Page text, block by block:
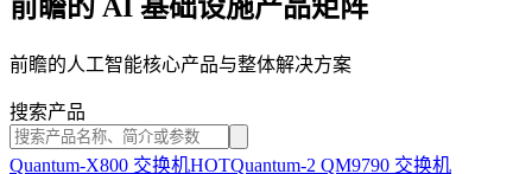
前瞻的 AI 基础设施产品矩阵
前瞻的人工智能核心产品与整体解决方案
搜索产品
Quantum-X800 交换机HOTQuantum-2 QM9790 交换机